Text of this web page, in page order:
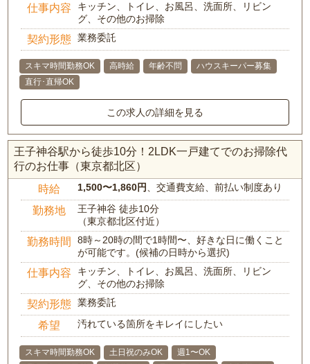
仕事内容
キッチン、トイレ、お風呂、洗面所、リビン
グ、その他のお掃除
契約形態 業務委託
スキマ時間勤務OK 高時給 年齢不問
ハウスキーパー募集
直行･直帰OK
この求人の詳細を見る
王子神谷駅から徒歩10分！2LDK一戸建てでのお掃除代
行のお仕事（東京都北区）
時給 1,500〜1,860円、交通費支給、前払い制度あり
勤務地
王子神谷 徒歩10分
（東京都北区付近）
勤務時間
8時～20時の間で1時間〜、好きな日に働くこと
が可能です。(候補の日時から選択)
仕事内容
キッチン、トイレ、お風呂、洗面所、リビン
グ、その他のお掃除
契約形態 業務委託
希望 汚れている箇所をキレイにしたい
スキマ時間勤務OK 土日祝のみOK
週1〜OK